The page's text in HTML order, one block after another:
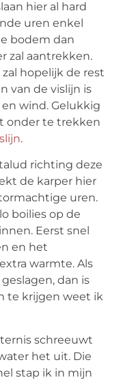
hier al hard
uren enkel
bodem dan
zal aantrekken.
hopelijk de rest
van de vislijn is
wind. Gelukkig
onder te trekken
.
richting deze
de karper hier
uren.
boilies op de
Eerst snel
en het
warmte. Als
dan is
te krijgen weet ik
schreeuwt
het uit. Die
stap ik in mijn